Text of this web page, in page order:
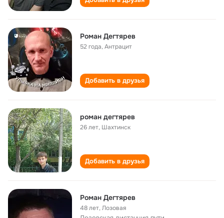
Роман Дегтярев
52 года,Антрацит
Добавить в друзья
роман дегтярев
26 лет, Шахтинск
Добавить в друзья
Роман Дегтярев
48 лет,Лозовая